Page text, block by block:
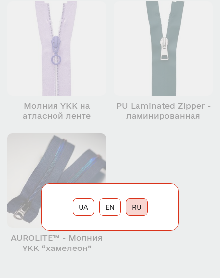
Молния YKK на
атласной ленте
PU Laminated Zipper -
ламинированная
AUROLITE™ - Молния
YKK “хамелеон”
RU
UA EN